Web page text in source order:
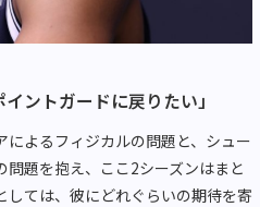
ントガードに戻りたい」
よるフィジカルの問題と、シュー
問題を抱え、ここ2シーズンはまと
ては、彼にどれぐらいの期待を寄